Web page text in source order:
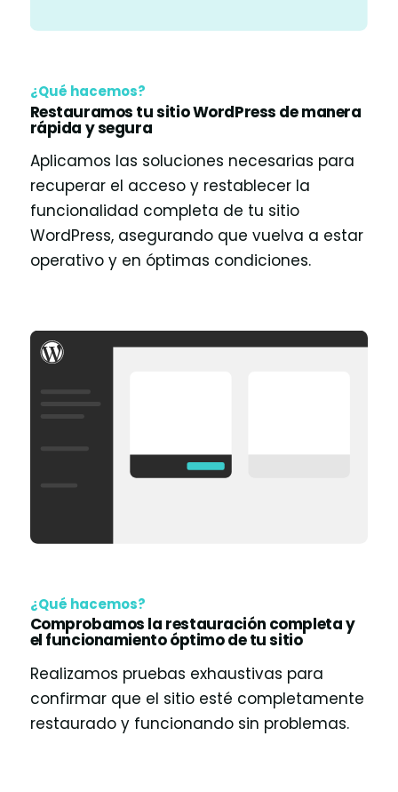
¿Qué hacemos?
Restauramos tu sitio WordPress de manera
rápida y segura
Aplicamos las soluciones necesarias para
recuperar el acceso y restablecer la
funcionalidad completa de tu sitio
WordPress, asegurando que vuelva a estar
operativo y en óptimas condiciones.
¿Qué hacemos?
Comprobamos la restauración completa y
el funcionamiento óptimo de tu sitio
Realizamos pruebas exhaustivas para
confirmar que el sitio esté completamente
restaurado y funcionando sin problemas.